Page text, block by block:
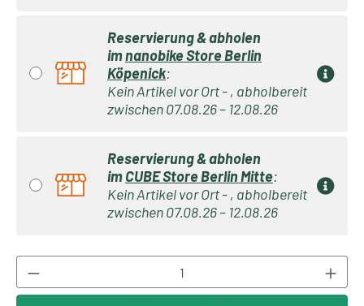
Reservierung & abholen
imnanobike Store Berlin
Köpenick:
Kein Artikel vor Ort - , abholbereit
zwischen 07.08.26 – 12.08.26
Reservierung & abholen
imCUBE Store Berlin Mitte:
Kein Artikel vor Ort - , abholbereit
zwischen 07.08.26 – 12.08.26
Produkt Anzahl: Gib den gewünschten